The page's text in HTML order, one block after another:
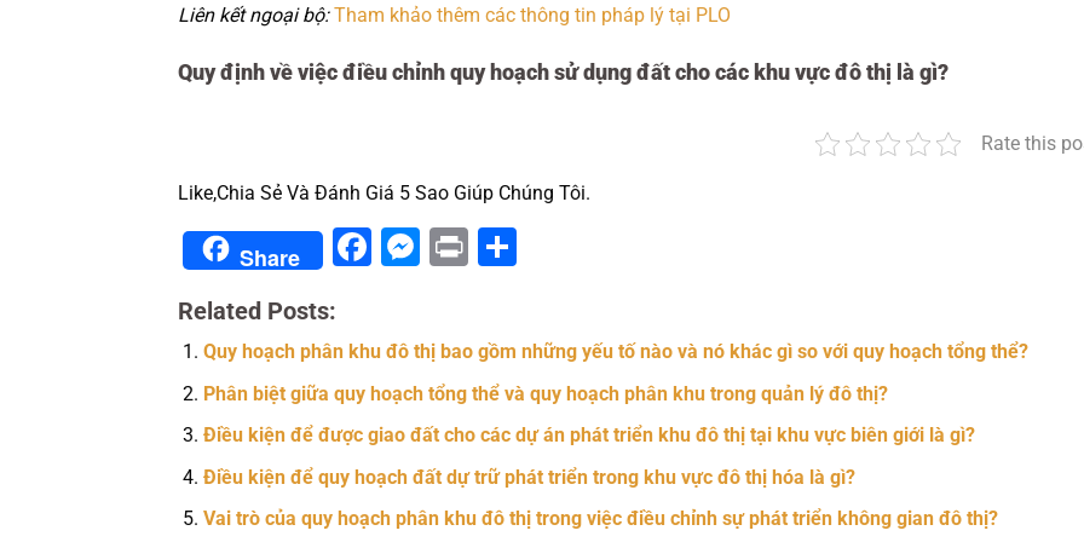
Liên kết ngoại bộ: Tham khảo thêm các thông tin pháp lý tại PLO
Quy định về việc điều chỉnh quy hoạch sử dụng đất cho các khu vực đô thị là gì?
Rate this
Like,Chia Sẻ Và Đánh Giá 5 Sao Giúp Chúng Tôi.
Share Facebook
Messenger
Print
Related Posts:
Quy hoạch phân khu đô thị bao gồm những yếu tố nào và nó khác gì so với quy hoạch tổng thể?
Phân biệt giữa quy hoạch tổng thể và quy hoạch phân khu trong quản lý đô thị?
Điều kiện để được giao đất cho các dự án phát triển khu đô thị tại khu vực biên giới là gì?
Điều kiện để quy hoạch đất dự trữ phát triển trong khu vực đô thị hóa là gì?
Vai trò của quy hoạch phân khu đô thị trong việc điều chỉnh sự phát triển không gian đô thị?